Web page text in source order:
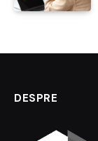
DESPRE